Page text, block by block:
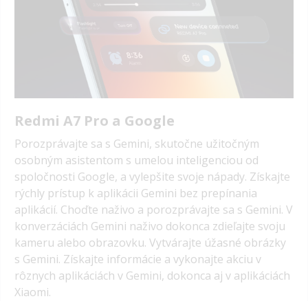
Redmi A7 Pro a Google
Porozprávajte sa s Gemini, skutočne užitočným
osobným asistentom s umelou inteligenciou od
spoločnosti Google, a vylepšite svoje nápady. Získajte
rýchly prístup k aplikácii Gemini bez prepínania
aplikácií. Choďte naživo a porozprávajte sa s Gemini. V
konverzáciách Gemini naživo dokonca zdieľajte svoju
kameru alebo obrazovku. Vytvárajte úžasné obrázky
s Gemini. Získajte informácie a vykonajte akciu v
rôznych aplikáciách v Gemini, dokonca aj v aplikáciách
Xiaomi.